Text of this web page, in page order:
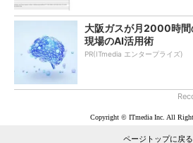
大阪ガスが月2000時
現場のAI活用術
PR(ITmedia エンタープライズ)
Copyright © ITmedia Inc. All
ページトップに戻る